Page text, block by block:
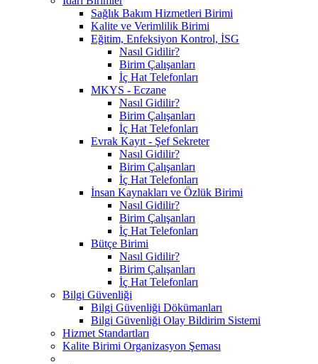
Sağlık Bakım Hizmetleri Birimi
Kalite ve Verimlilik Birimi
Eğitim, Enfeksiyon Kontrol, İSG
Nasıl Gidilir?
Birim Çalışanları
İç Hat Telefonları
MKYS - Eczane
Nasıl Gidilir?
Birim Çalışanları
İç Hat Telefonları
Evrak Kayıt - Şef Sekreter
Nasıl Gidilir?
Birim Çalışanları
İç Hat Telefonları
İnsan Kaynakları ve Özlük Birimi
Nasıl Gidilir?
Birim Çalışanları
İç Hat Telefonları
Bütçe Birimi
Nasıl Gidilir?
Birim Çalışanları
İç Hat Telefonları
Bilgi Güvenliği
Bilgi Güvenliği Dökümanları
Bilgi Güvenliği Olay Bildirim Sistemi
Hizmet Standartları
Kalite Birimi Organizasyon Şeması